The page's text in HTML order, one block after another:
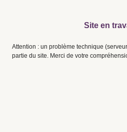
Site en
Attention : un problème technique
partie du site. Merci de votre